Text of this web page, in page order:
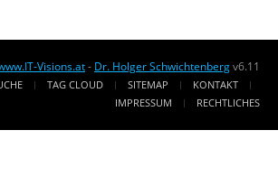
Visions.at- Dr. Holger Schwichtenbergv6.11
TAG CLOUD SITEMAP
KONTAKT
IMPRESSUM
RECHTLICHES